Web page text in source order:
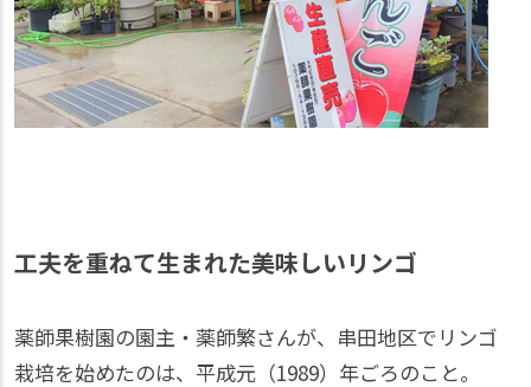
工夫を重ねて生まれた美味しいリンゴ
薬師果樹園の園主・薬師繁さんが、串田地区でリンゴ
栽培を始めたのは、平成元（1989）年ごろのこと。